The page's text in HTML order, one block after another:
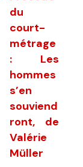
du
court-
métrage
: Les
hommes
s’en
souviend
ront, de
Valérie
Müller